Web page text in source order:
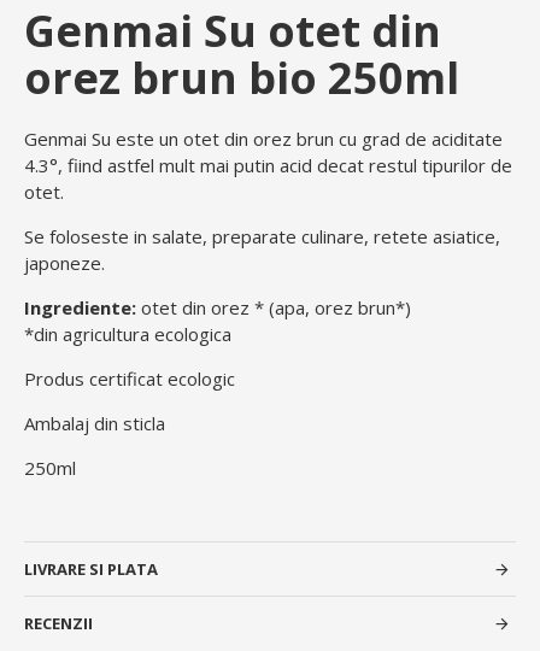
Genmai Su otet din
orez brun bio 250ml
Genmai Su este un otet din orez brun cu grad de aciditate
4.3°, fiind astfel mult mai putin acid decat restul tipurilor de
otet.
Se foloseste in salate, preparate culinare, retete asiatice,
japoneze.
Ingrediente: otet din orez * (apa, orez brun*)
*din agricultura ecologica
Produs certificat ecologic
Ambalaj din sticla
250ml
LIVRARE SI PLATA
RECENZII